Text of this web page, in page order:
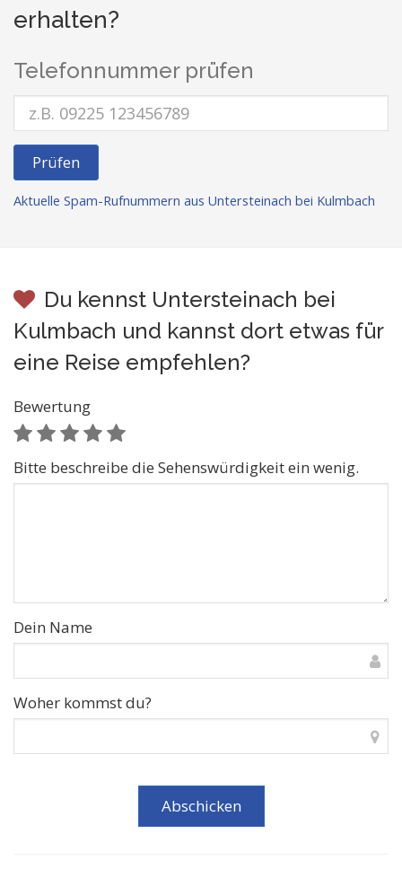
erhalten?
Telefonnummer prüfen
Prüfen
Aktuelle Spam-Rufnummern aus Untersteinach bei Kulmbach
Du kennst Untersteinach bei
Kulmbach und kannst dort etwas für
eine Reise empfehlen?
Bewertung
Bitte beschreibe die Sehenswürdigkeit ein wenig.
Dein Name
Woher kommst du?